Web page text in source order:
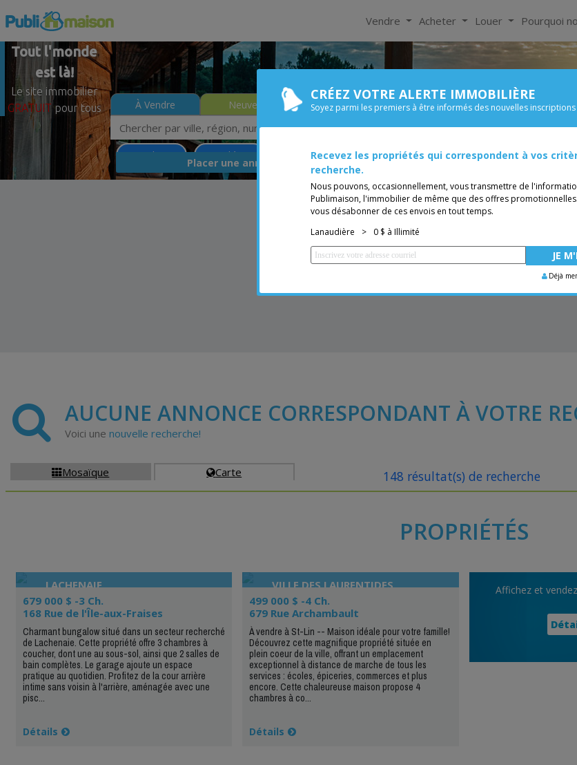
Tout l'monde
est là!
Le site immobilier
GRATUIT pour tous
Vendre Acheter Louer Pourquoi
À Vendre Neuves
À Louer
Chambre
Le Gardeur Lanaudière Moins de 0$ Bungalow
Placer une annonce GRATUITE Vous êtes
AUCUNE ANNONCE CORRESPONDANT À VOTRE
Voici une nouvelle recherche!
Mosaïque Carte 148 résultat(s) de recherche
PROPRIÉTÉS
LACHENAIE
679 000 $ -3 Ch.
168 Rue de l'Île-aux-Fraises
Charmant bungalow situé dans un secteur recherché
de Lachenaie. Cette propriété offre 3 chambres à
coucher, dont une au sous-sol, ainsi que 2 salles de
bain complètes. Le garage ajoute un espace
pratique au quotidien. Profitez de la cour arrière
intime sans voisin à l'arrière, aménagée avec une
pisc...
Détails
VILLE DES LAURENTIDES
499 000 $ -4 Ch.
679 Rue Archambault
À vendre à St-Lin -- Maison idéale pour votre famille!
Découvrez cette magnifique propriété située en
plein coeur de la ville, offrant un emplacement
exceptionnel à distance de marche de tous les
services : écoles, épiceries, commerces et plus
encore. Cette chaleureuse maison propose 4
chambres à co...
Détails
Affichez et vendez
CRÉEZ VOTRE ALERTE IMMOBILIÈRE
Soyez parmi les premiers à être informés des nouvelles
Recevez les propriétés qui correspondent à vos
recherche.
Nous pouvons, occasionnellement, vous transmettre de
Publimaison, l'immobilier de même que des offres
vous désabonner de ces envois en tout temps.
Lanaudière
> 0 $ à Illimité
Déjà